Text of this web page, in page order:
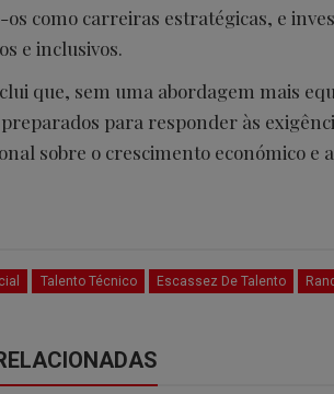
os como carreiras estratégicas, e
e inclusivos.
que, sem uma abordagem mais
para responder às
sobre o crescimento económico e
Talento Técnico Escassez De Talento